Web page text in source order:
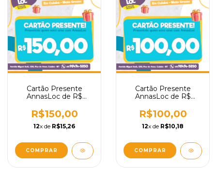
Cartão Presente
AnnasLoc de R$
R$150,00
12x de R$15,26
COMPRAR
Cartão Presente
AnnasLoc de R$
R$100,00
12x de R$10,18
COMPRAR